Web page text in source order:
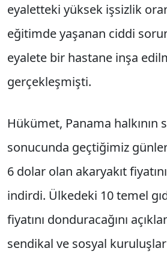
eyaletteki yüksek işsizlik
eğitimde yaşanan ciddi
eyalete bir hastane inşa
gerçekleşmişti.
Hükümet, Panama halkının
sonucunda geçtiğimiz
6 dolar olan akaryakıt
indirdi. Ülkedeki 10 temel
fiyatını donduracağını
sendikal ve sosyal